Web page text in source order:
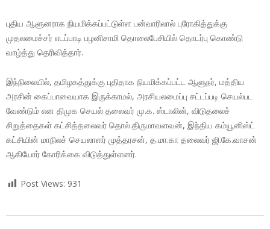
புதிய ஆளுனராக நியமிக்கப்பட்டுள்ள பன்வாரிலால் புரோகித்துக்கு
முதலமைச்சர் எடப்பாடி பழனிசாமி தொலைபேசியில் தொடர்பு கொண்டு
வாழ்த்து தெரிவித்தார்.
இந்நிலையில், தமிழகத்துக்கு புதிதாக நியமிக்கப்பட்ட ஆளுநர், மத்திய
அரசின் கைப்பாவையாக இருக்காமல், அரசியலமைப்பு சட்டப்படி செயல்பட
வேண்டும் என திமுக செயல் தலைவர் மு.க. ஸ்டாலின், விடுதலைச்
சிறுத்தைகள் கட்சித்தலைவர் தொல்.திருமாவளவன், இந்திய கம்யூனிஸ்ட்
கட்சியின் மாநிலச் செயலாளர் முத்தரசன், த.மா.கா தலைவர் ஜி.கே.வாசன்
ஆகியோர் கோரிக்கை விடுத்துள்ளனர்.
Post Views: 931